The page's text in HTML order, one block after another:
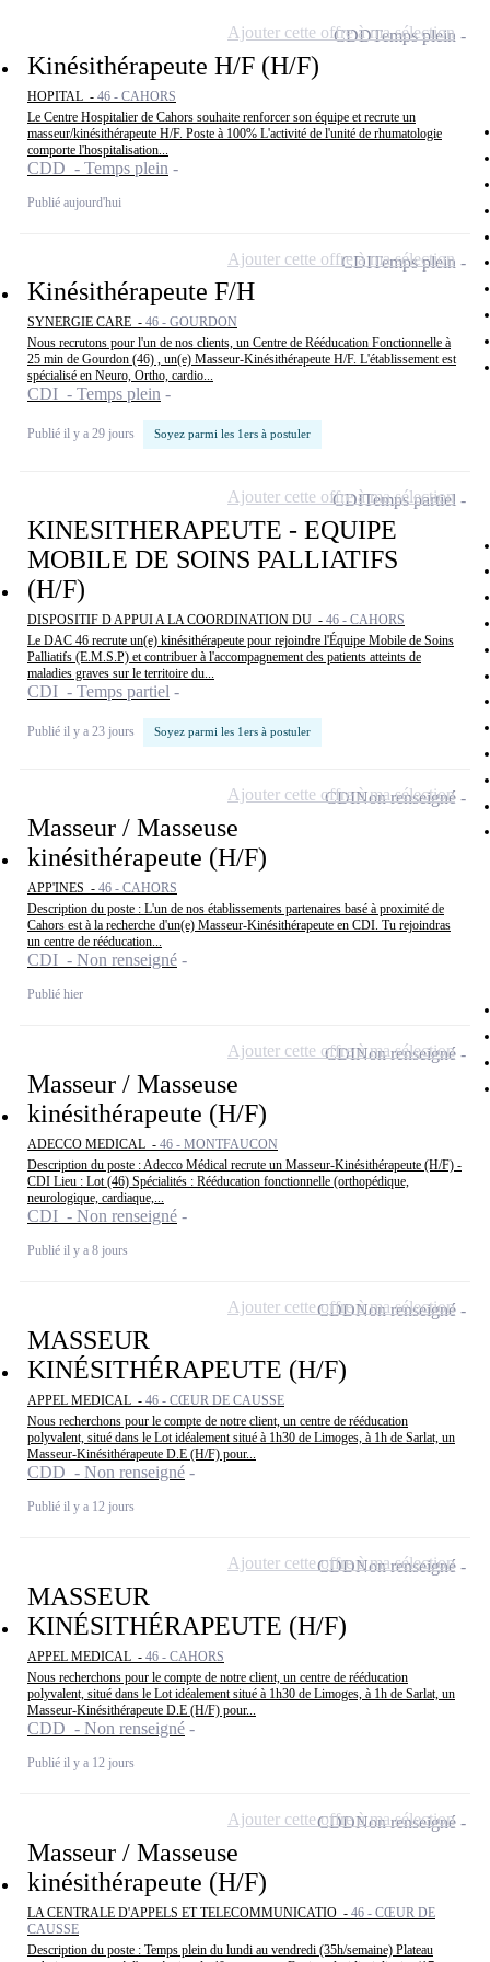
Kinésithérapeute H/F (H/F)
HOPITAL - 46 - CAHORS
Le Centre Hospitalier de Cahors souhaite renforcer son équipe et recrute un
masseur/kinésithérapeute H/F. Poste à 100% L'activité de l'unité de rhumatologie
comporte l'hospitalisation...
CDD - Temps plein
Publié aujourd'hui
CDDTemps plein
Ajouter cette offre à ma sélection
Kinésithérapeute F/H
SYNERGIE CARE - 46 - GOURDON
Nous recrutons pour l'un de nos clients, un Centre de Rééducation Fonctionnelle à
25 min de Gourdon (46) , un(e) Masseur-Kinésithérapeute H/F. L'établissement est
spécialisé en Neuro, Ortho, cardio...
CDI - Temps plein
Publié il y a 29 jours Soyez parmi les 1ers à postuler
CDITemps plein
Ajouter cette offre à ma sélection
KINESITHERAPEUTE - EQUIPE
MOBILE DE SOINS PALLIATIFS
(H/F)
DISPOSITIF D APPUI A LA COORDINATION DU - 46 - CAHORS
Le DAC 46 recrute un(e) kinésithérapeute pour rejoindre l'Équipe Mobile de Soins
Palliatifs (E.M.S.P) et contribuer à l'accompagnement des patients atteints de
maladies graves sur le territoire du...
CDI - Temps partiel
Publié il y a 23 jours Soyez parmi les 1ers à postuler
CDITemps partiel
Ajouter cette offre à ma sélection
Masseur / Masseuse
kinésithérapeute (H/F)
APP'INES - 46 - CAHORS
Description du poste : L'un de nos établissements partenaires basé à proximité de
Cahors est à la recherche d'un(e) Masseur-Kinésithérapeute en CDI. Tu rejoindras
un centre de rééducation...
CDI - Non renseigné
Publié hier
CDINon renseigné
Ajouter cette offre à ma sélection
Masseur / Masseuse
kinésithérapeute (H/F)
ADECCO MEDICAL - 46 - MONTFAUCON
Description du poste : Adecco Médical recrute un Masseur-Kinésithérapeute (H/F) -
CDI Lieu : Lot (46) Spécialités : Rééducation fonctionnelle (orthopédique,
neurologique, cardiaque,...
CDI - Non renseigné
Publié il y a 8 jours
CDINon renseigné
Ajouter cette offre à ma sélection
MASSEUR
KINÉSITHÉRAPEUTE (H/F)
APPEL MEDICAL - 46 - CŒUR DE CAUSSE
Nous recherchons pour le compte de notre client, un centre de rééducation
polyvalent, situé dans le Lot idéalement situé à 1h30 de Limoges, à 1h de Sarlat, un
Masseur-Kinésithérapeute D.E (H/F) pour...
CDD - Non renseigné
Publié il y a 12 jours
CDDNon renseigné
Ajouter cette offre à ma sélection
MASSEUR
KINÉSITHÉRAPEUTE (H/F)
APPEL MEDICAL - 46 - CAHORS
Nous recherchons pour le compte de notre client, un centre de rééducation
polyvalent, situé dans le Lot idéalement situé à 1h30 de Limoges, à 1h de Sarlat, un
Masseur-Kinésithérapeute D.E (H/F) pour...
CDD - Non renseigné
Publié il y a 12 jours
CDDNon renseigné
Ajouter cette offre à ma sélection
Masseur / Masseuse
kinésithérapeute (H/F)
LA CENTRALE D'APPELS ET TELECOMMUNICATIO - 46 - CŒUR DE
CAUSSE
Description du poste : Temps plein du lundi au vendredi (35h/semaine) Plateau
CDDNon renseigné
Ajouter cette offre à ma sélection